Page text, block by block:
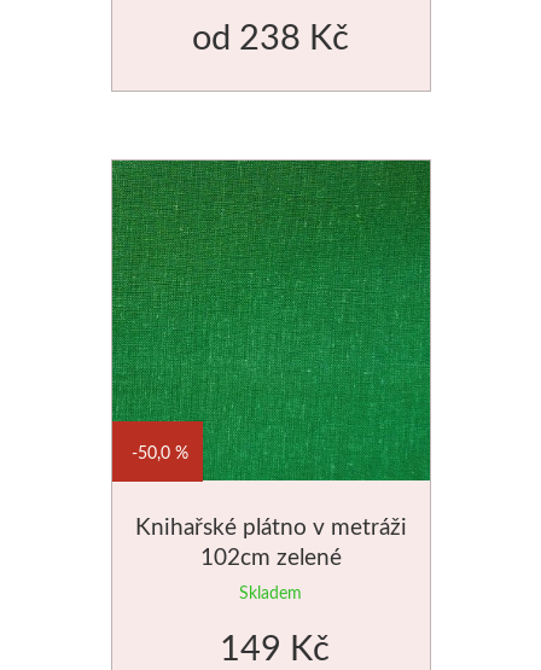
od 238 Kč
Knihařské plátno v metráži
102cm zelené
Skladem
50,0 %
149 Kč